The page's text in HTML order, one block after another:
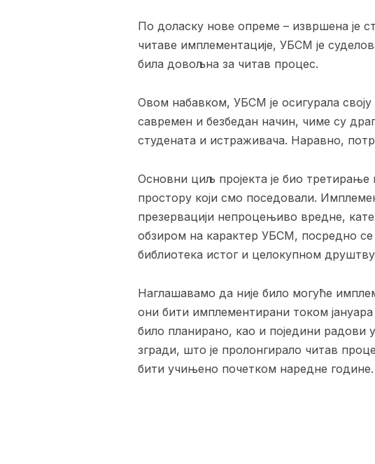
По доласку нове опреме – извршена је
читаве имплементације, УБСМ је
била довољна за читав процес.
Овом набавком, УБСМ је осигурала своју
савремен и безбедан начин, чиме су
студената и истраживача. Наравно,
Основни циљ пројекта је био третирање
простору који смо поседовали.
презервацији непроцењиво вредне,
обзиром на карактер УБСМ, посредно
библиотека истог и целокупном
Наглашавамо да није било могуће
они бити имплементирани током
било планирано, као и поједини радови
згради, што је пролонгирало читав
бити учињено почетком наредне године.